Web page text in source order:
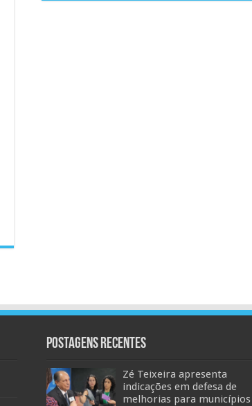
Postagens Recentes
Zé Teixeira apresenta
indicações em defesa de
melhorias para municípios